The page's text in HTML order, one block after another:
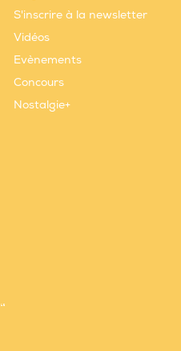
S'inscrire à la newsletter
Vidéos
Evènements
Concours
Nostalgie+